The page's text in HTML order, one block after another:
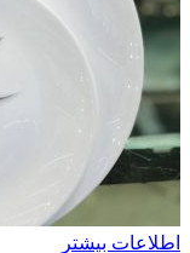
اطلاعات بیشتر